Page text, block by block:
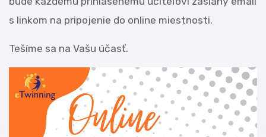
s linkom na pripojenie do online miestnosti.
Tešíme sa na Vašu účasť.